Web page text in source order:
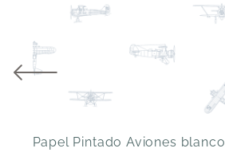
Papel Pintado Aviones blanco